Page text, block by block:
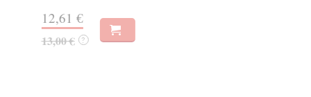
12,61 €
13,00 € ?